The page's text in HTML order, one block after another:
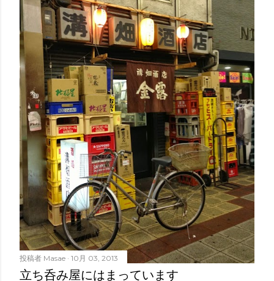
投稿者 Masae 10月 03, 2013
立ち呑み屋にはまっています